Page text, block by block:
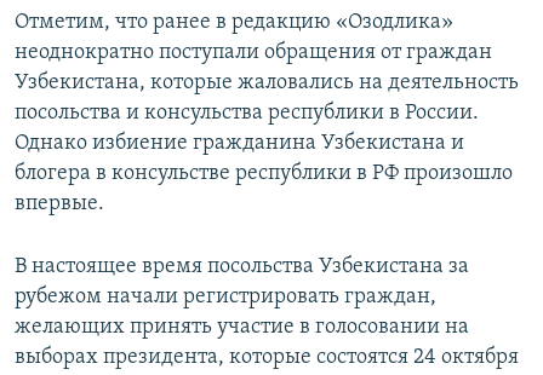
Отметим, что ранее в редакцию «Озодлика»
неоднократно поступали обращения от граждан
Узбекистана, которые жаловались на деятельность
посольства и консульства республики в России.
Однако избиение гражданина Узбекистана и
блогера в консульстве республики в РФ произошло
впервые.
В настоящее время посольства Узбекистана за
рубежом начали регистрировать граждан,
желающих принять участие в голосовании на
выборах президента, которые состоятся 24 октября